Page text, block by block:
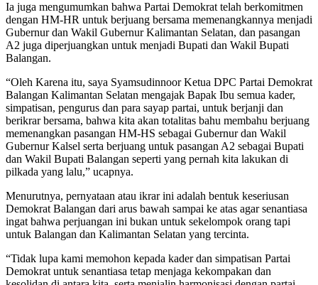
Ia juga mengumumkan bahwa Partai Demokrat telah berkomitmen
dengan HM-HR untuk berjuang bersama memenangkannya menjadi
Gubernur dan Wakil Gubernur Kalimantan Selatan, dan pasangan
A2 juga diperjuangkan untuk menjadi Bupati dan Wakil Bupati
Balangan.
“Oleh Karena itu, saya Syamsudinnoor Ketua DPC Partai Demokrat
Balangan Kalimantan Selatan mengajak Bapak Ibu semua kader,
simpatisan, pengurus dan para sayap partai, untuk berjanji dan
berikrar bersama, bahwa kita akan totalitas bahu membahu berjuang
memenangkan pasangan HM-HS sebagai Gubernur dan Wakil
Gubernur Kalsel serta berjuang untuk pasangan A2 sebagai Bupati
dan Wakil Bupati Balangan seperti yang pernah kita lakukan di
pilkada yang lalu,” ucapnya.
Menurutnya, pernyataan atau ikrar ini adalah bentuk keseriusan
Demokrat Balangan dari arus bawah sampai ke atas agar senantiasa
ingat bahwa perjuangan ini bukan untuk sekelompok orang tapi
untuk Balangan dan Kalimantan Selatan yang tercinta.
“Tidak lupa kami memohon kepada kader dan simpatisan Partai
Demokrat untuk senantiasa tetap menjaga kekompakan dan